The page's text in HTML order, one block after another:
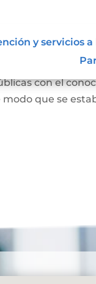
y servicios
abierta
como la
con el
que se